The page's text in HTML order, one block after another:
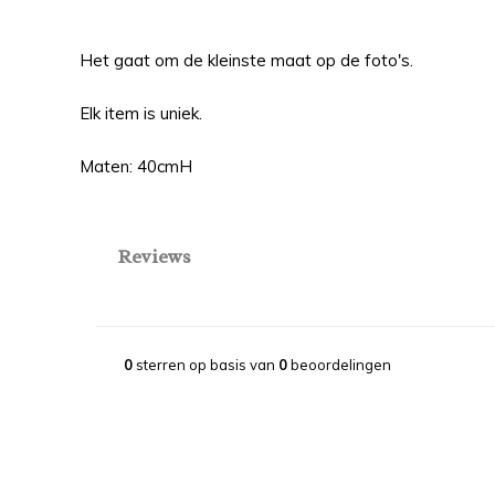
Het gaat om de kleinste maat op de foto's.
Elk item is uniek.
Maten: 40cmH
Reviews
0sterren op basis van 0beoordelingen